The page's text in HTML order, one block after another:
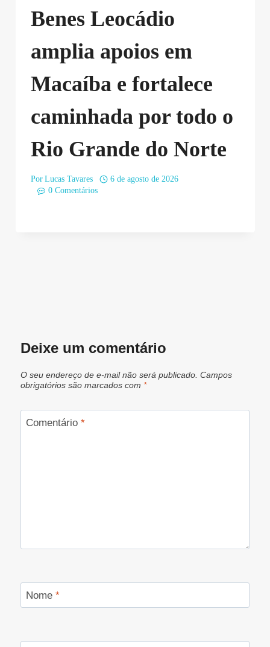
Benes Leocádio
amplia apoios em
Macaíba e fortalece
caminhada por todo o
Rio Grande do Norte
Por Lucas Tavares
6 de agosto de 2026
0 Comentários
Deixe um comentário
O seu endereço de e-mail não será publicado. Campos
obrigatórios são marcados com *
Comentário *
Nome *